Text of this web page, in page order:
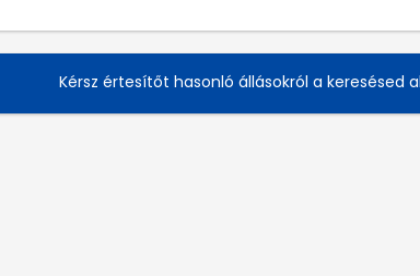
Kérsz értesítőt hasonló állásokról a keresésed